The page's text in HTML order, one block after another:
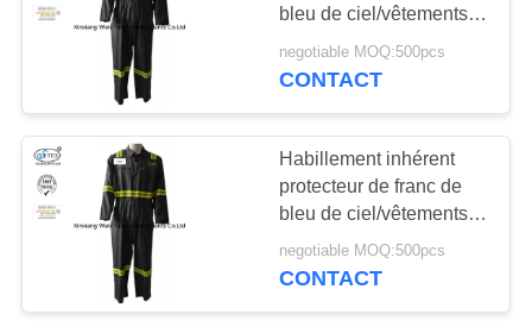
Franc inhérent
d'habillement
17
bleu de ciel/vêtements
travail ignifuges de
Nomex
negotiable MOQ:500pcs
CONTACT
Habillement inhérent
protecteur de franc de
bleu de ciel/vêtements
travail ignifuges de
Nomex
negotiable MOQ:500pcs
CONTACT